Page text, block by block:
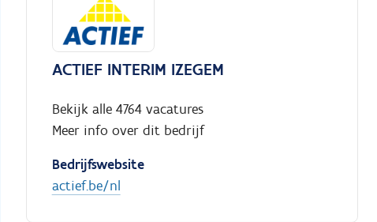
ACTIEF INTERIM IZEGEM
Bekijk alle 4764 vacatures
Meer info over dit bedrijf
Bedrijfswebsite
actief.be/nl